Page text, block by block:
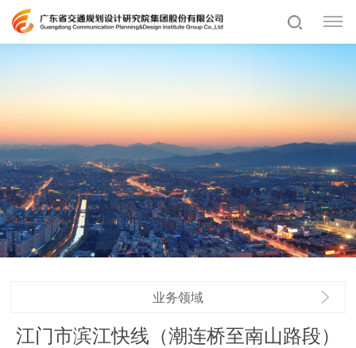
业务领域
江门市滨江快线（潮连桥至南山路段）